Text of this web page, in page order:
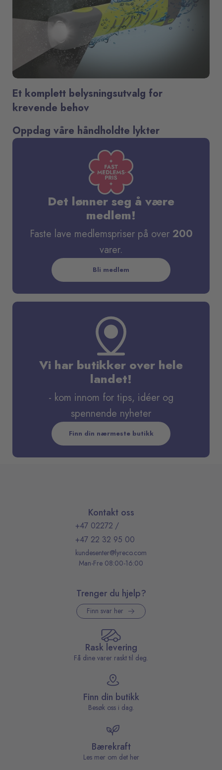
Et komplett belysningsutvalg for
krevende behov
Oppdag våre håndholdte lykter
Det lønner seg å være
medlem!
Faste lave medlemspriser på over 200
varer.
Bli medlem
Vi har butikker over hele
landet!
- kom innom for tips, idéer og
spennende nyheter
Finn din nærmeste butikk
Kontakt oss
+47 02272 /
+47 22 32 95 00
kundesenter@lyreco.com
Man-Fre 08:00-16:00
Trenger du hjelp?
Finn svar her
Rask levering
Få dine varer raskt til deg.
Finn din butikk
Besøk oss i dag.
Bærekraft
Les mer om det her